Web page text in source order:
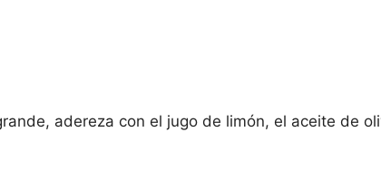
adereza con el jugo de limón, el aceite de